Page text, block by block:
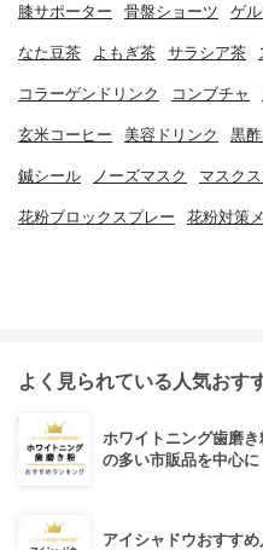
膝サポーター 骨盤ショーツ ゲ
なた豆茶 よもぎ茶 サラシア茶
コラーゲンドリンク コンブチャ
玄米コーヒー 美容ドリンク 黒酢
鍼シール ノーズマスク マスク
花粉ブロックスプレー 花粉対策
よく見られている人気おす
ホワイトニング歯磨
の多い市販品を中心に
アイシャドウおすす